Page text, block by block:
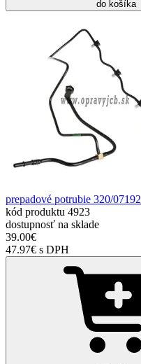
do košíka
prepadové potrubie 320/07192
kód produktu 4923
dostupnosť na sklade
39.00€
47.97€ s DPH